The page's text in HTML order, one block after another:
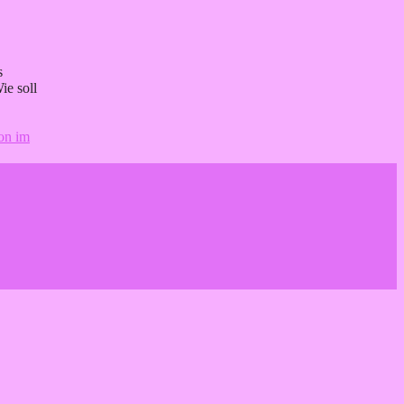
soll
im